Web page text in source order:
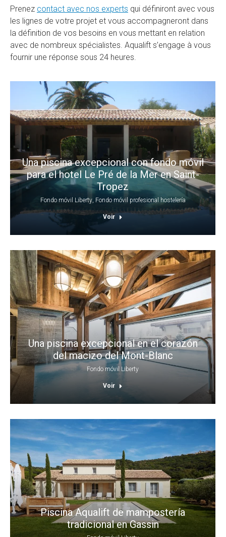
Prenez contact avec nos experts qui définiront avec vous
les lignes de votre projet et vous accompagneront dans
la définition de vos besoins en vous mettant en relation
avec de nombreux spécialistes. Aqualift s’engage à vous
fournir une réponse sous 24 heures.
Una piscina excepcional con fondo móvil
para el hotel Le Pré de la Mer en Saint-
Tropez
Fondo móvil Liberty, Fondo móvil profesional hostelería
Voir
Una piscina excepcional en el corazón
del macizo del Mont-Blanc
Fondo móvil Liberty
Voir
Piscina Aqualift de mampostería
tradicional en Gassin